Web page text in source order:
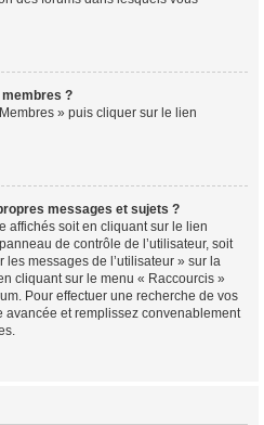
?
» puis cliquer sur le lien
messages et sujets ?
affichés soit en cliquant sur le lien
de contrôle de l’utilisateur, soit
messages de l’utilisateur » sur la
cliquant sur le menu « Raccourcis »
Pour effectuer une recherche de vos
et remplissez convenablement